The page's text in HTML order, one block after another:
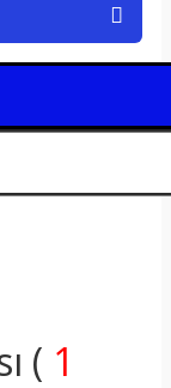
( 1